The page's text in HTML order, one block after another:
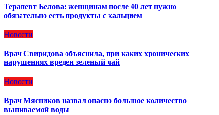
Терапевт Белова: женщинам после 40 лет нужно
обязательно есть продукты с кальцием
Новости
Врач Свиридова объяснила, при каких хронических
нарушениях вреден зеленый чай
Новости
Врач Мясников назвал опасно большое количество
выпиваемой воды